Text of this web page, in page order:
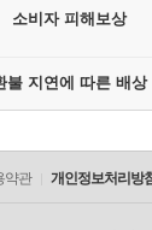
소비자 피해보상
불 지연에 따른 배상
약관 개인정보처리방